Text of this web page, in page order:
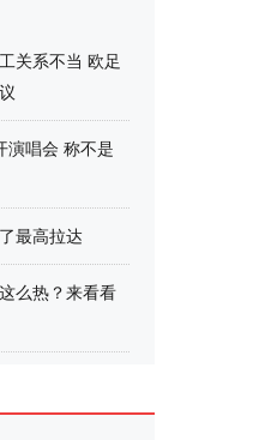
关系不当 欧足
演唱会 称不是
最高拉达
么热？来看看